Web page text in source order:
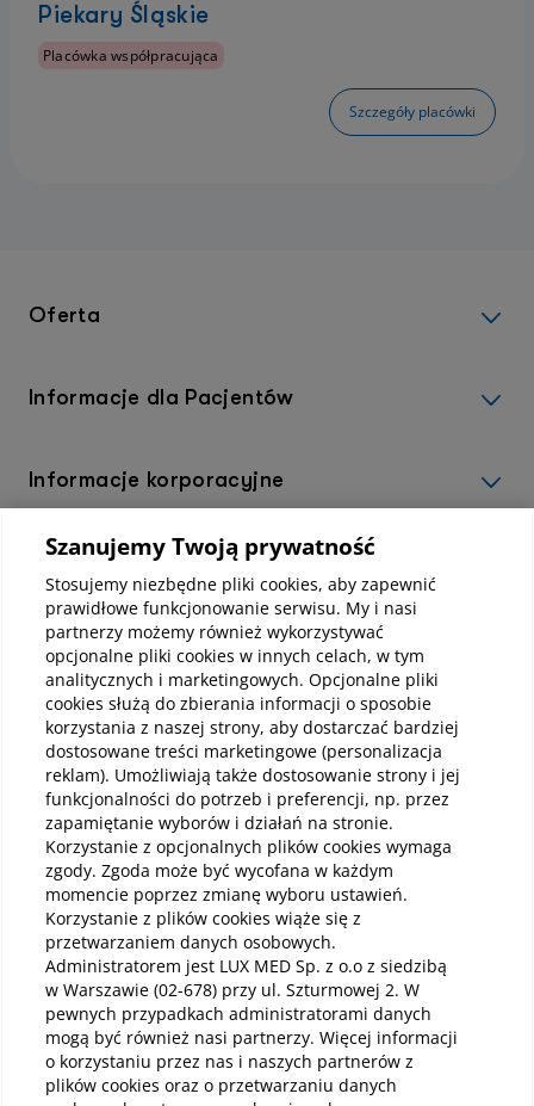
Piekary Śląskie
Placówka współpracująca
Szczegóły placówki
Oferta
Informacje dla Pacjentów
Informacje korporacyjne
Kup abonamenty online
Kup online
Pobierz aplikację mobilną
Szanujemy Twoją prywatność
Stosujemy niezbędne pliki cookies, aby zapewnić
prawidłowe funkcjonowanie serwisu. My i nasi
partnerzy możemy również wykorzystywać
opcjonalne pliki cookies w innych celach, w tym
analitycznych i marketingowych. Opcjonalne pliki
cookies służą do zbierania informacji o sposobie
korzystania z naszej strony, aby dostarczać bardziej
dostosowane treści marketingowe (personalizacja
reklam). Umożliwiają także dostosowanie strony i jej
funkcjonalności do potrzeb i preferencji, np. przez
zapamiętanie wyborów i działań na stronie.
Korzystanie z opcjonalnych plików cookies wymaga
zgody. Zgoda może być wycofana w każdym
momencie poprzez zmianę wyboru ustawień.
Korzystanie z plików cookies wiąże się z
przetwarzaniem danych osobowych.
Administratorem jest LUX MED Sp. z o.o z siedzibą
w Warszawie (02-678) przy ul. Szturmowej 2. W
pewnych przypadkach administratorami danych
mogą być również nasi partnerzy. Więcej informacji
o korzystaniu przez nas i naszych partnerów z
plików cookies oraz o przetwarzaniu danych